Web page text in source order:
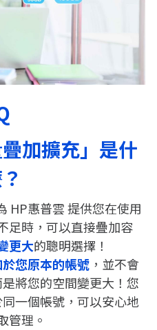
加擴充」是什
HP惠普雲 提供您在使用
足時，可以直接疊加容
更大的聰明選擇！
您原本的帳號，並不會
將您的空間變更大！您
一個帳號，可以安心地
管理。